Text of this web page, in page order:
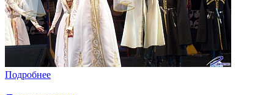
Подробнее